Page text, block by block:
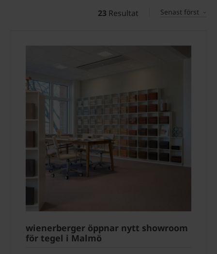
23 Resultat Senast först
wienerberger öppnar nytt showroom
för tegel i Malmö